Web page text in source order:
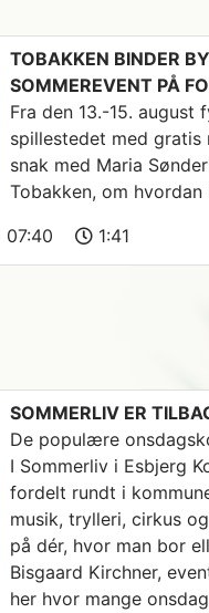
TOBAKKEN BINDER
SOMMEREVENT PÅ
Fra den 13.-15. august
spillestedet med
snak med Maria
Tobakken, om
07:40 1:41
SOMMERLIV ER
De populære
I Sommerliv i Esbjerg
fordelt rundt i
musik, trylleri, cirkus
på dér, hvor man bor
Bisgaard Kirchner,
her hvor mange